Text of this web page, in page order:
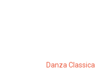
Danza Classica